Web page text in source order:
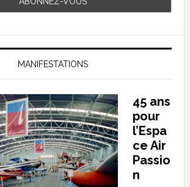
MANIFESTATIONS
45 ans
pour
l’Espa
ce Air
Passio
n